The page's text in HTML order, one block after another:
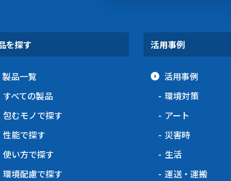
を探す
製品一覧
すべての製品
包むモノで探す
性能で探す
使い方で探す
環境配慮で探す
活用事例
活用事例
環境対策
アート
災害時
生活
運送・運搬